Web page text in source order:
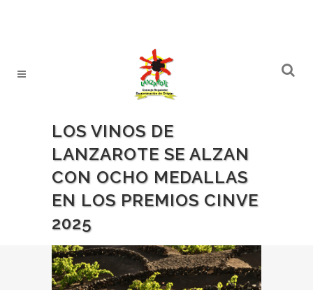
LOS VINOS DE
LANZAROTE SE ALZAN
CON OCHO MEDALLAS
EN LOS PREMIOS CINVE
2025